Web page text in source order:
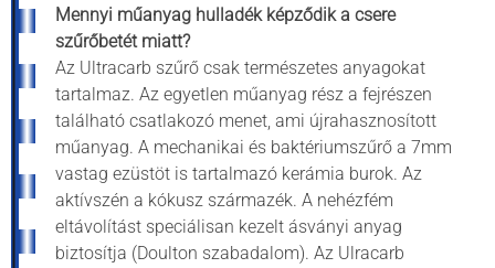
Mennyi műanyag hulladék képződik a csere
szűrőbetét miatt?
Az Ultracarb szűrő csak természetes anyagokat
tartalmaz. Az egyetlen műanyag rész a fejrészen
található csatlakozó menet, ami újrahasznosított
műanyag. A mechanikai és baktériumszűrő a 7mm
vastag ezüstöt is tartalmazó kerámia burok. Az
aktívszén a kókusz származék. A nehézfém
eltávolítást speciálisan kezelt ásványi anyag
biztosítja (Doulton szabadalom). Az Ulracarb